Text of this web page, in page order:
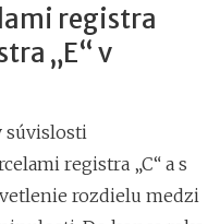
registra
„E“ v
súvislosti
registra „C“ a s
rozdielu medzi